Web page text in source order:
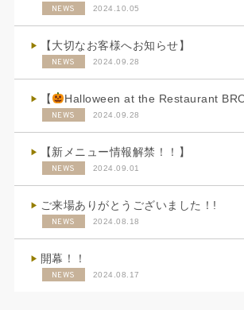
NEWS 2024.10.05
【大切なお客様へお知らせ】
NEWS 2024.09.28
【 Halloween at the Restaurant
NEWS 2024.09.28
【新メニュー情報解禁！！】
NEWS 2024.09.01
ご来場ありがとうございました！!
NEWS 2024.08.18
開幕！！
NEWS 2024.08.17